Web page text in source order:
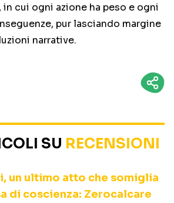
cui ogni azione ha peso e ogni
pur lasciando margine
narrative.
SU RECENSIONI
un ultimo atto che somiglia
di coscienza: Zerocalcare